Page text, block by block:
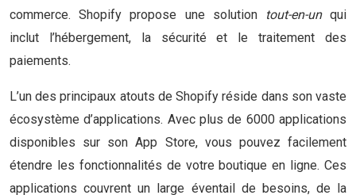
commerce. Shopify propose une solution
tout-en-unqui
inclut l’hébergement, la sécurité et le traitement des
paiements.
L’un des principaux atouts de Shopify réside dans son vaste
écosystème d’applications. Avec plus de 6000 applications
disponibles sur son App Store, vous pouvez facilement
étendre les fonctionnalités de votre boutique en ligne. Ces
applications couvrent un large éventail de besoins, de la